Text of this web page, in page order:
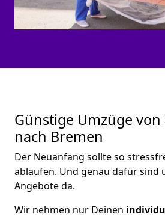
Günstige Umzüge von
nach Bremen
Der Neuanfang sollte so
ablaufen. Und genau dafür sind
Angebote da.
Wir nehmen nur Deinen